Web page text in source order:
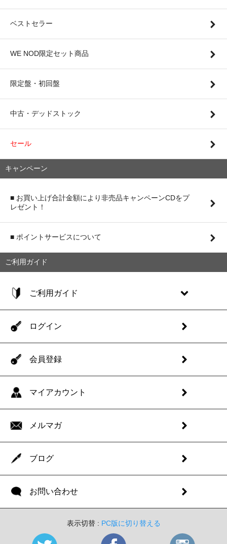
ベストセラー
WE NOD限定セット商品
限定盤・初回盤
中古・デッドストック
セール
キャンペーン
■ お買い上げ合計金額により非売品キャンペーンCDをプ
レゼント！
■ ポイントサービスについて
ご利用ガイド
ご利用ガイド
ログイン
会員登録
マイアカウント
メルマガ
ブログ
お問い合わせ
表示切替 : PC版に切り替える